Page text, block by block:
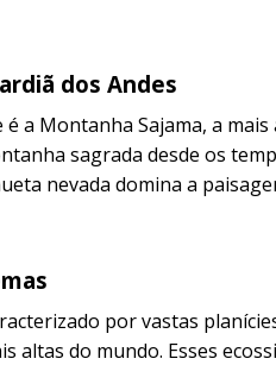
dos Andes
a Montanha Sajama, a
sagrada desde os
nevada domina a
por vastas
altas do mundo. Esses